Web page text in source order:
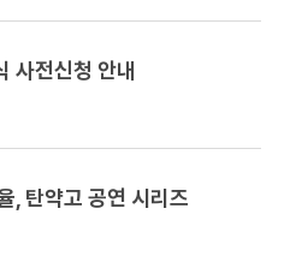
사전신청 안내
, 탄약고 공연 시리즈